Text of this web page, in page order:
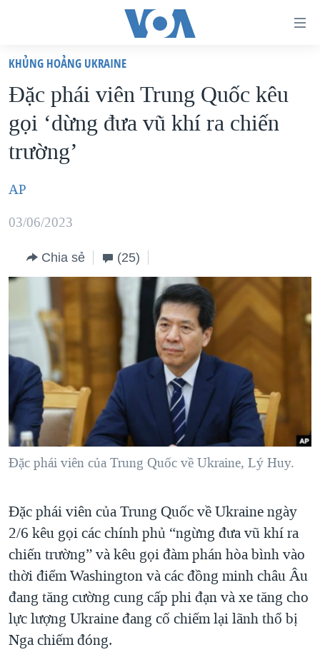
truy
cập
Tới
nội
chính
điều
hướng
chính
"Tìm"
VIỆT NAM
HOA KỲ
BIỂN ĐÔNG
THẾ GIỚI
DIỄN ĐÀN
MỤC
VẠCH TRẦN TIN GIẢ
NGƯỜI VIỆT HẢI NGOẠI
ĐỜI SỐNG
KINH TẾ
KHOA HỌC
SỨC KHOẺ
VĂN HOÁ
GIÁO DỤC
CHUYÊN ĐỀ
CHIẾN TRANH THƯƠNG MẠI CỦA MỸ: QUÁ KHỨ VÀ HIỆN
TẠI
HÀNH TRÌNH BẦU CỬ 2024
MỘT NĂM CHIẾN TRANH TẠI DẢI GAZA
GIẢI MÃ VÀNH ĐAI & CON ĐƯỜNG
NGÀY TỊ NẠN THẾ GIỚI
CHI PHÍ CHIẾN TRANH AFGHANISTAN
CÁC GIÁ TRỊ CỘNG HÒA Ở VIỆT NAM
THƯỢNG ĐỈNH TRUMP-KIM TẠI VIỆT NAM
TRỊNH VĨNH BÌNH VS. CHÍNH PHỦ VIỆT NAM
NGƯ DÂN VIỆT VÀ LÀN SÓNG TRỘM HẢI SÂM
BÊN KIA QUỐC LỘ: TIẾNG VỌNG TỪ NÔNG THÔN MỸ
HỌC TIẾNG ANH
VIDEO
NGHE
MẠNG XÃ HỘI
Ngôn ngữ khác
KHỦNG HOẢNG UKRAINE
Đặc phái viên Trung Quốc kêu
gọi ‘dừng đưa vũ khí ra chiến
trường’
AP
03/06/2023
Chia sẻ (25)
Đặc phái viên của Trung Quốc về Ukraine, Lý Huy.
Đặc phái viên của Trung Quốc về Ukraine ngày
2/6 kêu gọi các chính phủ “ngừng đưa vũ khí ra
chiến trường” và kêu gọi đàm phán hòa bình vào
thời điểm Washington và các đồng minh châu Âu
đang tăng cường cung cấp phi đạn và xe tăng cho
lực lượng Ukraine đang cố chiếm lại lãnh thổ bị
Nga chiếm đóng.